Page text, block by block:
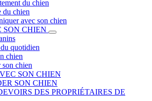
du chien
du chien
avec son chien
SON CHIEN
quotidien
chien
son chien
SON CHIEN
SON CHIEN
DES PROPRIÉTAIRES DE